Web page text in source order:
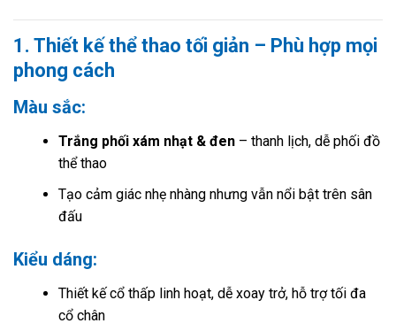
1. Thiết kế thể thao tối giản – Phù hợp mọi
phong cách
Màu sắc:
Trắng phối xám nhạt & đen– thanh lịch, dễ phối đồ
thể thao
Tạo cảm giác nhẹ nhàng nhưng vẫn nổi bật trên sân
đấu
Kiểu dáng:
Thiết kế cổ thấp linh hoạt, dễ xoay trở, hỗ trợ tối đa
cổ chân